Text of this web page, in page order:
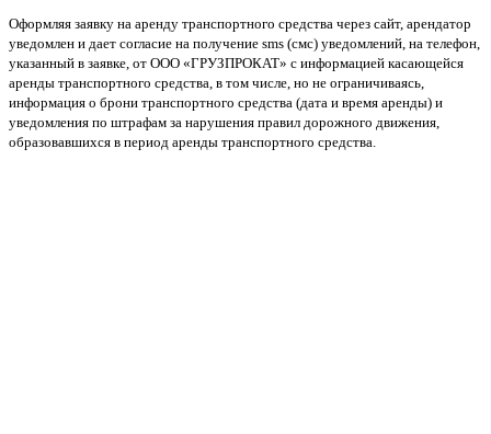
Оформляя заявку на аренду транспортного средства через сайт, арендатор
уведомлен и дает согласие на получение sms (смс) уведомлений, на телефон,
указанный в заявке, от ООО «ГРУЗПРОКАТ» с информацией касающейся
аренды транспортного средства, в том числе, но не ограничиваясь,
информация о брони транспортного средства (дата и время аренды) и
уведомления по штрафам за нарушения правил дорожного движения,
образовавшихся в период аренды транспортного средства.